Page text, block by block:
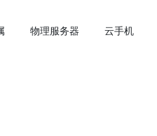
物理服务器 云手机